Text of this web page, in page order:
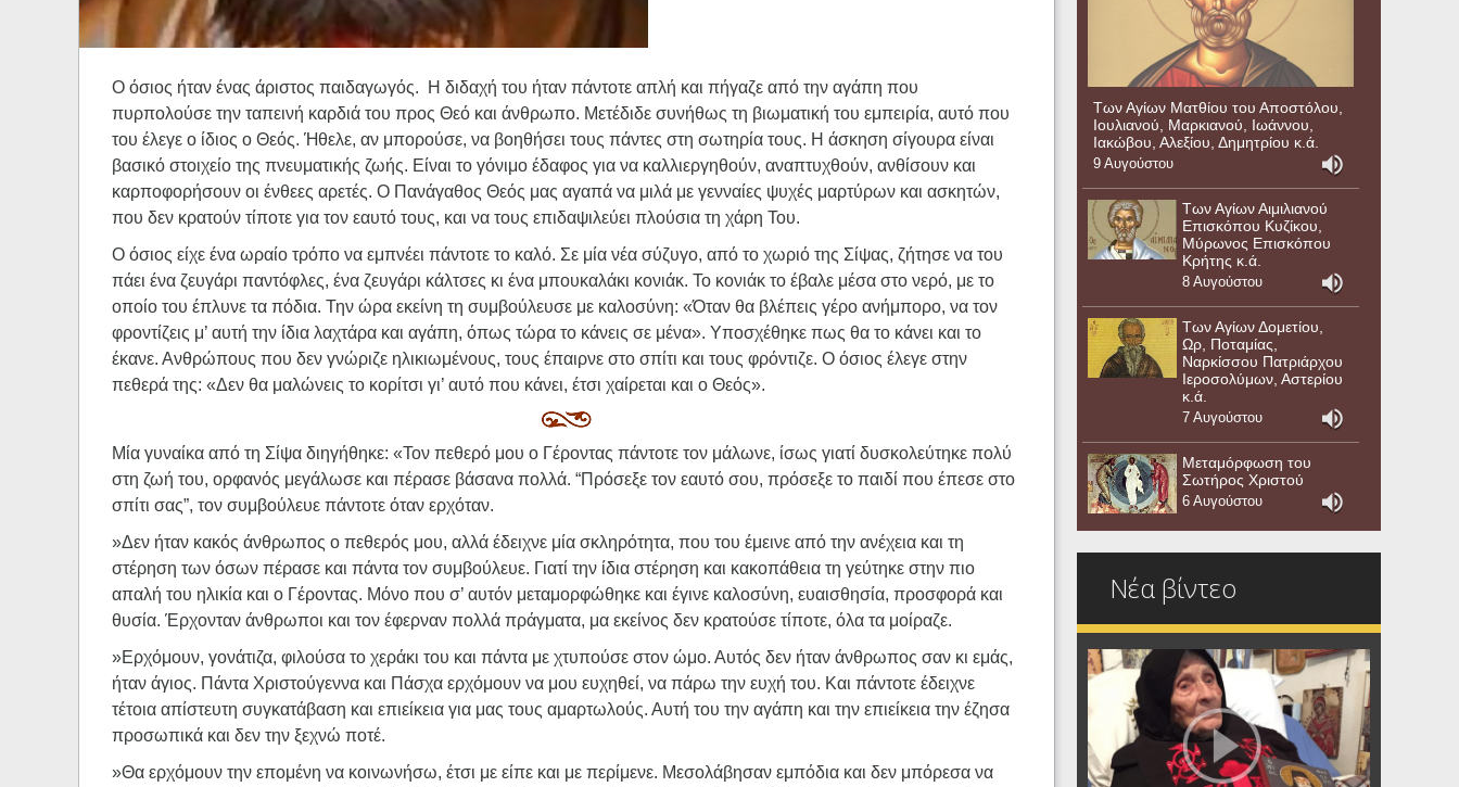
Ο όσιος ήταν ένας άριστος παιδαγωγός. Η διδαχή του ήταν πάντοτε απλή και πήγαζε από την αγάπη που
πυρπολούσε την ταπεινή καρδιά του προς Θεό και άνθρωπο. Μετέδιδε συνήθως τη βιωματική του εμπειρία, αυτό που
του έλεγε ο ίδιος ο Θεός. Ήθελε, αν μπορούσε, να βοηθήσει τους πάντες στη σωτηρία τους. Η άσκηση σίγουρα είναι
βασικό στοιχείο της πνευματικής ζωής. Είναι το γόνιμο έδαφος για να καλλιεργηθούν, αναπτυχθούν, ανθίσουν και
καρποφορήσουν οι ένθεες αρετές. Ο Πανάγαθος Θεός μας αγαπά να μιλά με γενναίες ψυχές μαρτύρων και ασκητών,
που δεν κρατούν τίποτε για τον εαυτό τους, και να τους επιδαψιλεύει πλούσια τη χάρη Του.
Ο όσιος είχε ένα ωραίο τρόπο να εμπνέει πάντοτε το καλό. Σε μία νέα σύζυγο, από το χωριό της Σίψας, ζήτησε να του
πάει ένα ζευγάρι παντόφλες, ένα ζευγάρι κάλτσες κι ένα μπουκαλάκι κονιάκ. Το κονιάκ το έβαλε μέσα στο νερό, με το
οποίο του έπλυνε τα πόδια. Την ώρα εκείνη τη συμβούλευσε με καλοσύνη: «Όταν θα βλέπεις γέρο ανήμπορο, να τον
φροντίζεις μ’ αυτή την ίδια λαχτάρα και αγάπη, όπως τώρα το κάνεις σε μένα». Υποσχέθηκε πως θα το κάνει και το
έκανε. Ανθρώπους που δεν γνώριζε ηλικιωμένους, τους έπαιρνε στο σπίτι και τους φρόντιζε. Ο όσιος έλεγε στην
πεθερά της: «Δεν θα μαλώνεις το κορίτσι γι’ αυτό που κάνει, έτσι χαίρεται και ο Θεός».
Μία γυναίκα από τη Σίψα διηγήθηκε: «Τον πεθερό μου ο Γέροντας πάντοτε τον μάλωνε, ίσως γιατί δυσκολεύτηκε πολύ
στη ζωή του, ορφανός μεγάλωσε και πέρασε βάσανα πολλά. “Πρόσεξε τον εαυτό σου, πρόσεξε το παιδί που έπεσε στο
σπίτι σας”, τον συμβούλευε πάντοτε όταν ερχόταν.
»Δεν ήταν κακός άνθρωπος ο πεθερός μου, αλλά έδειχνε μία σκληρότητα, που του έμεινε από την ανέχεια και τη
στέρηση των όσων πέρασε και πάντα τον συμβούλευε. Γιατί την ίδια στέρηση και κακοπάθεια τη γεύτηκε στην πιο
απαλή του ηλικία και ο Γέροντας. Μόνο που σ’ αυτόν μεταμορφώθηκε και έγινε καλοσύνη, ευαισθησία, προσφορά και
θυσία. Έρχονταν άνθρωποι και τον έφερναν πολλά πράγματα, μα εκείνος δεν κρατούσε τίποτε, όλα τα μοίραζε.
»Ερχόμουν, γονάτιζα, φιλούσα το χεράκι του και πάντα με χτυπούσε στον ώμο. Αυτός δεν ήταν άνθρωπος σαν κι εμάς,
ήταν άγιος. Πάντα Χριστούγεννα και Πάσχα ερχόμουν να μου ευχηθεί, να πάρω την ευχή του. Και πάντοτε έδειχνε
τέτοια απίστευτη συγκατάβαση και επιείκεια για μας τους αμαρτωλούς. Αυτή του την αγάπη και την επιείκεια την έζησα
προσωπικά και δεν την ξεχνώ ποτέ.
»Θα ερχόμουν την επομένη να κοινωνήσω, έτσι με είπε και με περίμενε. Μεσολάβησαν εμπόδια και δεν μπόρεσα να
Των Αγίων Ματθίου του Αποστόλου,
Ιουλιανού, Μαρκιανού, Ιωάννου,
Ιακώβου, Αλεξίου, Δημητρίου κ.ά.
9 Αυγούστου
Των Αγίων Αιμιλιανού
Επισκόπου Κυζίκου,
Μύρωνος Επισκόπου
Κρήτης κ.ά.
8 Αυγούστου
Των Αγίων Δομετίου,
Ωρ, Ποταμίας,
Ναρκίσσου Πατριάρχου
Ιεροσολύμων, Αστερίου
κ.ά.
7 Αυγούστου
Μεταμόρφωση του
Σωτήρος Χριστού
6 Αυγούστου
Νέα βίντεο